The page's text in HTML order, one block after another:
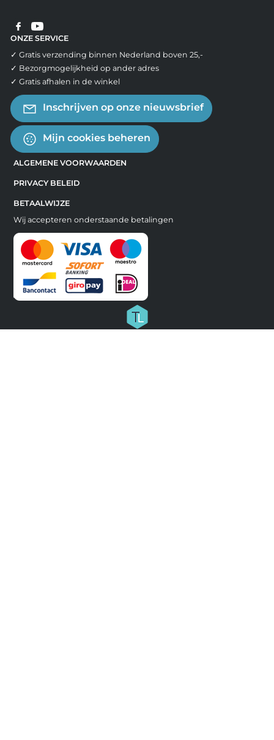
ONZE SERVICE
✓ Gratis verzending binnen Nederland boven 25,-
✓ Bezorgmogelijkheid op ander adres
✓ Gratis afhalen in de winkel
Inschrijven op onze nieuwsbrief
Mijn cookies beheren
ALGEMENE VOORWAARDEN
PRIVACY BELEID
BETAALWIJZE
Wij accepteren onderstaande betalingen